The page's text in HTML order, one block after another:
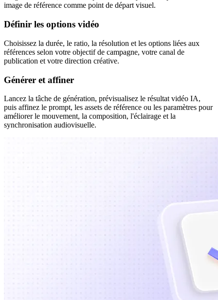
image de référence comme point de départ visuel.
Définir les options vidéo
Choisissez la durée, le ratio, la résolution et les options liées aux
références selon votre objectif de campagne, votre canal de
publication et votre direction créative.
Générer et affiner
Lancez la tâche de génération, prévisualisez le résultat vidéo IA,
puis affinez le prompt, les assets de référence ou les paramètres pour
améliorer le mouvement, la composition, l'éclairage et la
synchronisation audiovisuelle.